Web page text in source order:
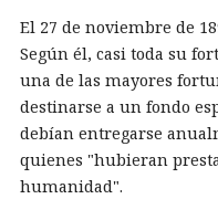
El 27 de noviembre de
Según él, casi toda su
una de las mayores
destinarse a un fondo
debían entregarse
quienes "hubieran
humanidad".